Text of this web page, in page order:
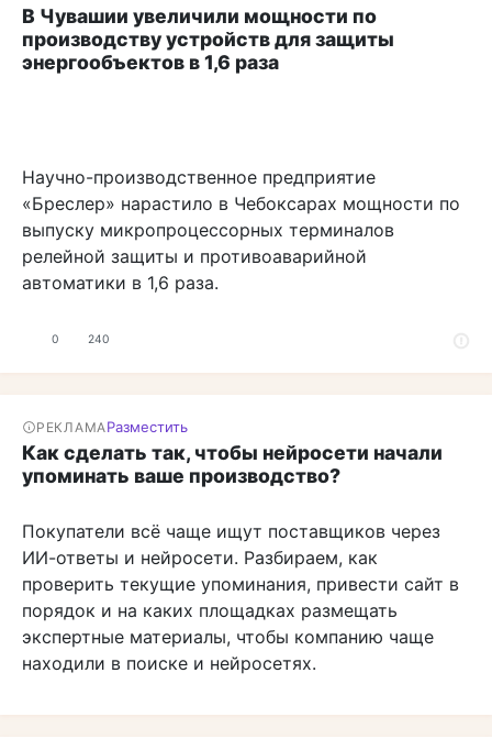
В Чувашии увеличили мощности по
производству устройств для защиты
энергообъектов в 1,6 раза
Научно-производственное предприятие
«Бреслер» нарастило в Чебоксарах мощности по
выпуску микропроцессорных терминалов
релейной защиты и противоаварийной
автоматики в 1,6 раза.
0 240
РЕКЛАМАРазместить
Как сделать так, чтобы нейросети начали
упоминать ваше производство?
Покупатели всё чаще ищут поставщиков через
ИИ-ответы и нейросети. Разбираем, как
проверить текущие упоминания, привести сайт в
порядок и на каких площадках размещать
экспертные материалы, чтобы компанию чаще
находили в поиске и нейросетях.